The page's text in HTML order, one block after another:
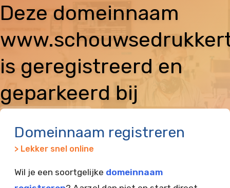
Deze domeinnaam
is geregistreerd en
geparkeerd bij
Domeinnaam registreren
> Lekker snel online
Wil je een soortgelijke domeinnaam